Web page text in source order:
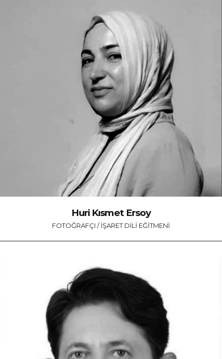
Huri Kısmet Ersoy
FOTOĞRAFÇI / İŞARET DILI EĞITMENI